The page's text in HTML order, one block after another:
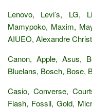
Lenovo, Levi’s, LG,
Mamypoko, Maxim,
AIUEO, Alexandre
Canon, Apple, Asus,
Bluelans, Bosch, Bose,
Casio, Converse,
Flash, Fossil, Gold,